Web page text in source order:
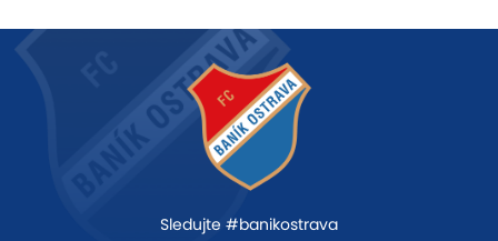
Sledujte #banikostrava